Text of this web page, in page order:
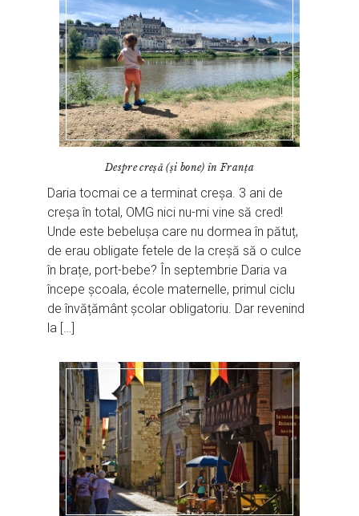
Despre creșă (și bone) în Franța
Daria tocmai ce a terminat creșa. 3 ani de
creșa în total, OMG nici nu-mi vine să cred!
Unde este bebelușa care nu dormea în pătuț,
de erau obligate fetele de la creșă să o culce
în brațe, port-bebe? În septembrie Daria va
începe școala, école maternelle, primul ciclu
de învățământ școlar obligatoriu. Dar revenind
la […]